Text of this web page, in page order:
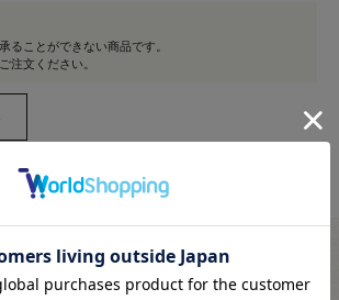
ることができない商品です。
注文ください。
お取り扱い商品のご注文専用ページです※